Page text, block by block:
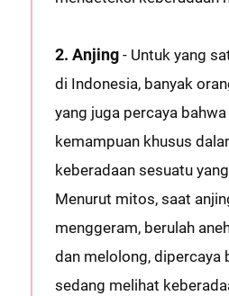
2. Anjing- Untuk yang
di Indonesia, banyak
yang juga percaya
kemampuan khusus
keberadaan sesuatu
Menurut mitos, saat
menggeram, berulah
dan melolong, dipercaya
sedang melihat